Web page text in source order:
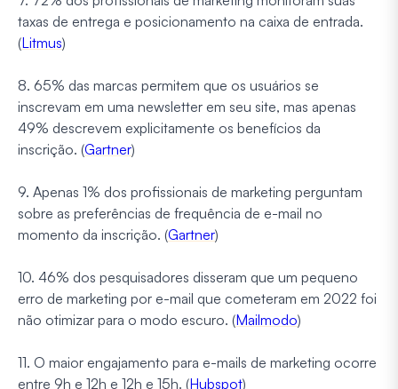
taxas de entrega e posicionamento na caixa de entrada.
(Litmus)
8. 65% das marcas permitem que os usuários se
inscrevam em uma newsletter em seu site, mas apenas
49% descrevem explicitamente os benefícios da
inscrição. (Gartner)
9. Apenas 1% dos profissionais de marketing perguntam
sobre as preferências de frequência de e-mail no
momento da inscrição. (Gartner)
10. 46% dos pesquisadores disseram que um pequeno
erro de marketing por e-mail que cometeram em 2022 foi
não otimizar para o modo escuro. (Mailmodo)
11. O maior engajamento para e-mails de marketing ocorre
entre 9h e 12h e 12h e 15h. (Hubspot)